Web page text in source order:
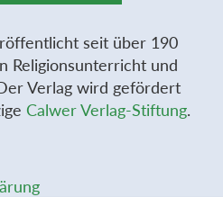
seit über 190
Religionsunterricht und
Verlag wird gefördert
Calwer Verlag-Stiftung.